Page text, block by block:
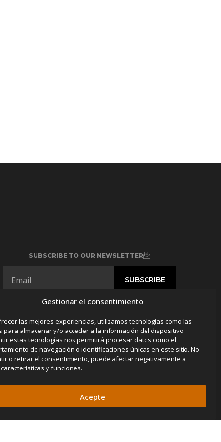
Gestionar el consentimiento
las mejores experiencias, utilizamos tecnologías como las
para almacenar y/o acceder a la información del dispositivo.
estas tecnologías nos permitirá procesar datos como el
de navegación o identificaciones únicas en este sitio. No
o retirar el consentimiento, puede afectar negativamente a
y funciones.
Acepte
SUBSCRIBE TO OUR NEWSLETTER